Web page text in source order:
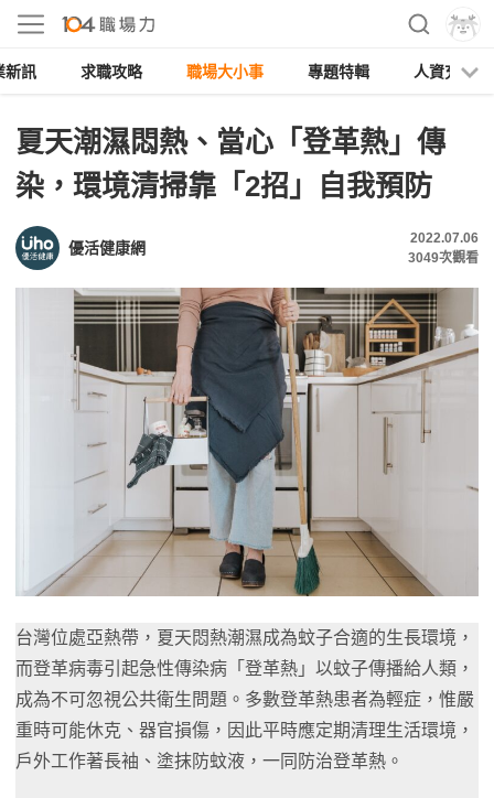
新訊 求職攻略 職場大小事 專題特輯 人資充電
夏天潮濕悶熱、當心「登革熱」傳
染，環境清掃靠「2招」自我預防
優活健康網
2022.07.06
3049次觀看
台灣位處亞熱帶，夏天悶熱潮濕成為蚊子合適的生長環境，
而登革病毒引起急性傳染病「登革熱」以蚊子傳播給人類，
成為不可忽視公共衛生問題。多數登革熱患者為輕症，惟嚴
重時可能休克、器官損傷，因此平時應定期清理生活環境，
戶外工作著長袖、塗抹防蚊液，一同防治登革熱。